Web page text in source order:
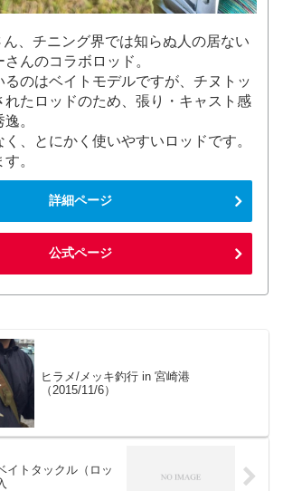
、チニング界では知らぬ人の居ない
さんのコラボロッド。
るのはベイトモデルですが、チヌトッ
れたロッドのため、張り・キャスト感
。
く、とにかく使いやすいロッドです。
。
詳細ページ
公式ページ
ヒラメ/メッキ釣行 in 宮崎港
（2015/11/6）
イトタックル（ロッ